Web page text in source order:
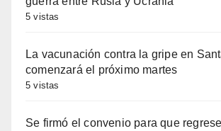
5 vistas
La vacunación contra la gripe en
comenzará el próximo martes
5 vistas
Se firmó el convenio para que